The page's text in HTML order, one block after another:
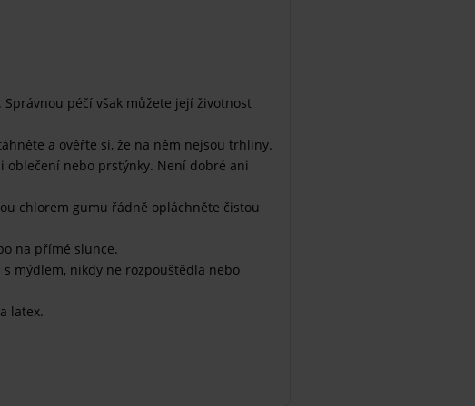
péčí však můžete její životnost
a ověřte si, že na něm nejsou trhliny.
oblečení nebo prstýnky. Není dobré ani
chlorem gumu řádně opláchněte čistou
na přímé slunce.
mýdlem, nikdy ne rozpouštědla nebo
latex.